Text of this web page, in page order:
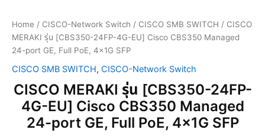
Home / CISCO-Network Switch / CISCO SMB SWITCH / CISCO
MERAKI รุ่น [CBS350-24FP-4G-EU] Cisco CBS350 Managed
24-port GE, Full PoE, 4x1G SFP
CISCO SMB SWITCH, CISCO-Network Switch
CISCO MERAKI รุ่น [CBS350-24FP-
4G-EU] Cisco CBS350 Managed
24-port GE, Full PoE, 4x1G SFP